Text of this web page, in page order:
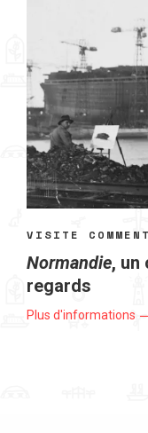
VISITE
Normandie, un
regards
Plus d'informations